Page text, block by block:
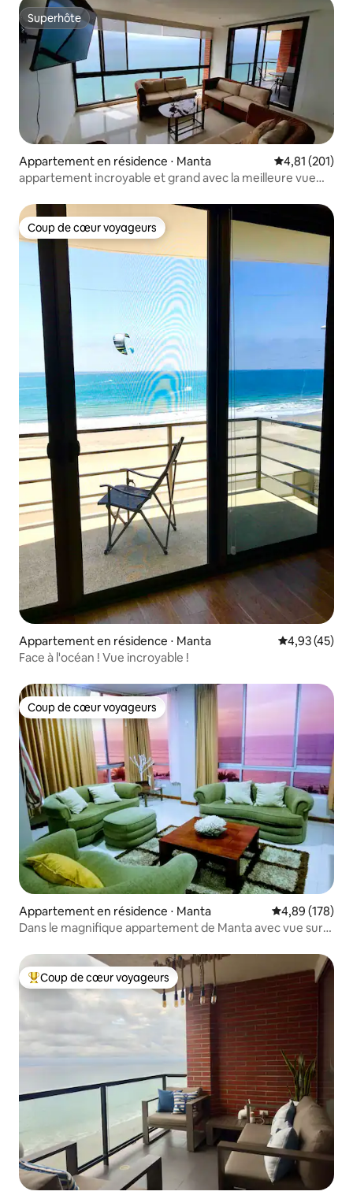
Superhôte
Superhôte
Appartement en résidence ⋅ Manta Évaluation
4,81 (201)
appartement incroyable et grand avec la meilleure vue
Coup de cœur voyageurs
Coup de cœur voyageurs
Appartement en résidence ⋅ Manta Évaluation
4,93 (45)
Face à l'océan ! Vue incroyable !
Coup de cœur voyageurs
Coup de cœur voyageurs
Appartement en résidence ⋅ Manta Évaluation
4,89 (178)
Dans le magnifique appartement de Manta avec vue sur
Coups de cœur voyageurs les plus appréciés
Coup de cœur voyageurs